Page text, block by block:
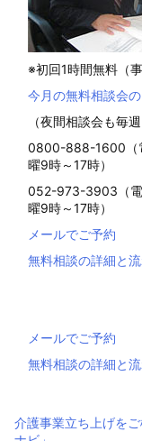
※初回1時間無料（事
今月の無料相談会
（夜間相談会も毎
0800-888-1600（
曜9時～17時）
052-973-3903（電
曜9時～17時）
メールでご予約
無料相談の詳細と
メールでご予約
無料相談の詳細と
介護事業立ち上げを